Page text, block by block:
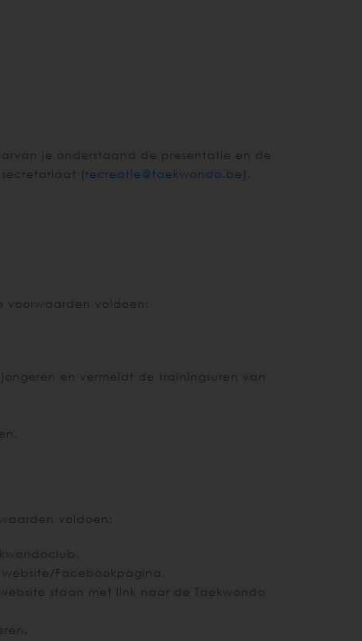
je onderstaand de presentatie en de
(recreatie@taekwondo.be ).
voldoen:
en vermeldt de trainingsuren van
voldoen:
Facebookpagina.
staan met link naar de Taekwondo